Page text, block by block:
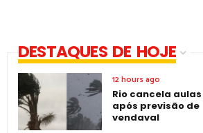
DESTAQUES DE HOJE
12 hours ago
Rio cancela aulas
após previsão de
vendaval